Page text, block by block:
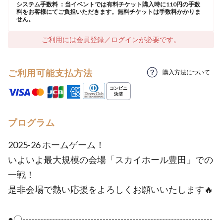
システム手数料 ：当イベントでは有料チケット購入時に110円の手数
料をお客様にてご負担いただきます。無料チケットは手数料かかりま
せん。
ご利用には会員登録／ログインが必要です。
ご利用可能支払方法 購入方法について
プログラム
2025-26 ホームゲーム！
いよいよ最大規模の会場「スカイホール豊田」での
一戦！
是非会場で熱い応援をよろしくお願いいたします🔥